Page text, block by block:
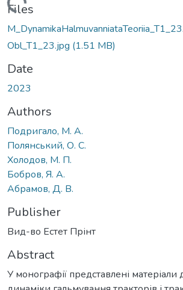
Loading...
Files
Obl_T1_23.jpg (1.51 MB)
Date
2023
Authors
Подригало, М. А.
Полянський, О. С.
Холодов, М. П.
Бобров, Я. А.
Абрамов, Д. В.
Publisher
Вид-во Естет Прінт
Abstract
У монографії представлені матеріали